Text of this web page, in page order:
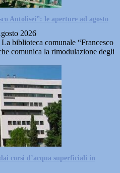
Antolisei”: le aperture ad agosto
2026
biblioteca comunale “Francesco
comunica la rimodulazione degli
corsi d’acqua superficiali in